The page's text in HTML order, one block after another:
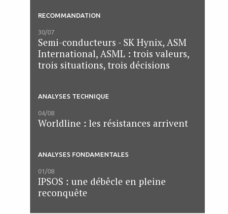
RECOMMANDATION
30/07
Semi-conducteurs - SK Hynix, ASM
International, ASML : trois valeurs,
trois situations, trois décisions
ANALYSES TECHNIQUE
04/08
Worldline : les résistances arrivent
ANALYSES FONDAMENTALES
01/08
IPSOS : une débêcle en pleine
reconquête